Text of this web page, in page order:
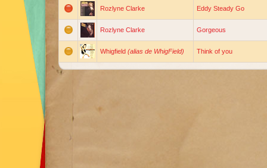
Rozlyne Clarke Eddy Steady Go
Rozlyne Clarke Gorgeous
Whigfield (alias de WhigField) Think of you